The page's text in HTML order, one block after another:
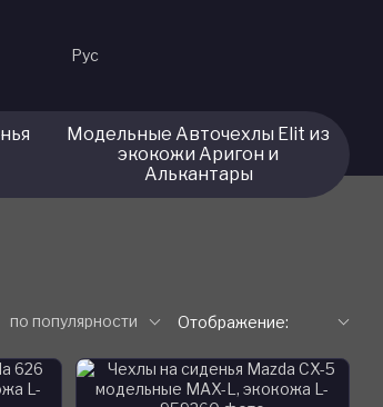
Рус
Модельные Авточехлы Elit из
экокожи Аригон и
Алькантары
по популярности Отображение: